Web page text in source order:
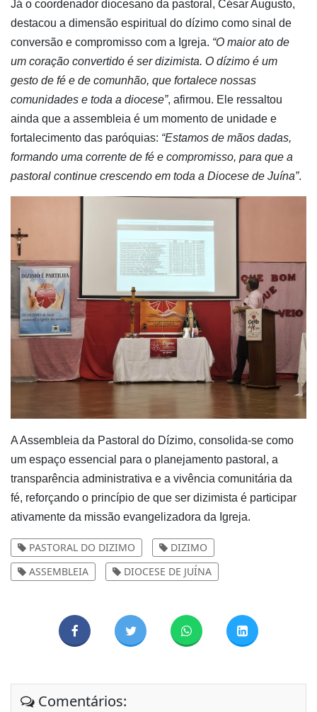
Já o coordenador diocesano da pastoral, César Augusto,
destacou a dimensão espiritual do dízimo como sinal de
conversão e compromisso com a Igreja. “O maior ato de
um coração convertido é ser dizimista. O dízimo é um
gesto de fé e de comunhão, que fortalece nossas
comunidades e toda a diocese”, afirmou. Ele ressaltou
ainda que a assembleia é um momento de unidade e
fortalecimento das paróquias: “Estamos de mãos dadas,
formando uma corrente de fé e compromisso, para que a
pastoral continue crescendo em toda a Diocese de Juína”.
A Assembleia da Pastoral do Dízimo, consolida-se como
um espaço essencial para o planejamento pastoral, a
transparência administrativa e a vivência comunitária da
fé, reforçando o princípio de que ser dizimista é participar
ativamente da missão evangelizadora da Igreja.
PASTORAL DO DIZIMO
DIZIMO
ASSEMBLEIA
DIOCESE DE JUÍNA
Comentários: